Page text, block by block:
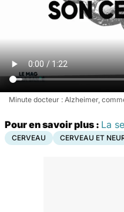
Minute docteur : Alzheimer,
Pour en savoir plus : La
CERVEAU CERVEAU ET